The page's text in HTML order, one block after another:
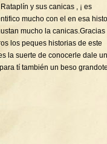
y sus canicas , ¡ es
mucho con el en esa
mucho la canicas.Gracias
los peques historias de este
la suerte de conocerle dale un
tí también un beso